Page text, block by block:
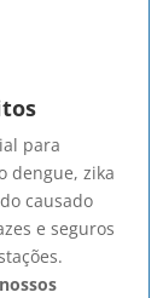
para
dengue, zika
causado
e seguros